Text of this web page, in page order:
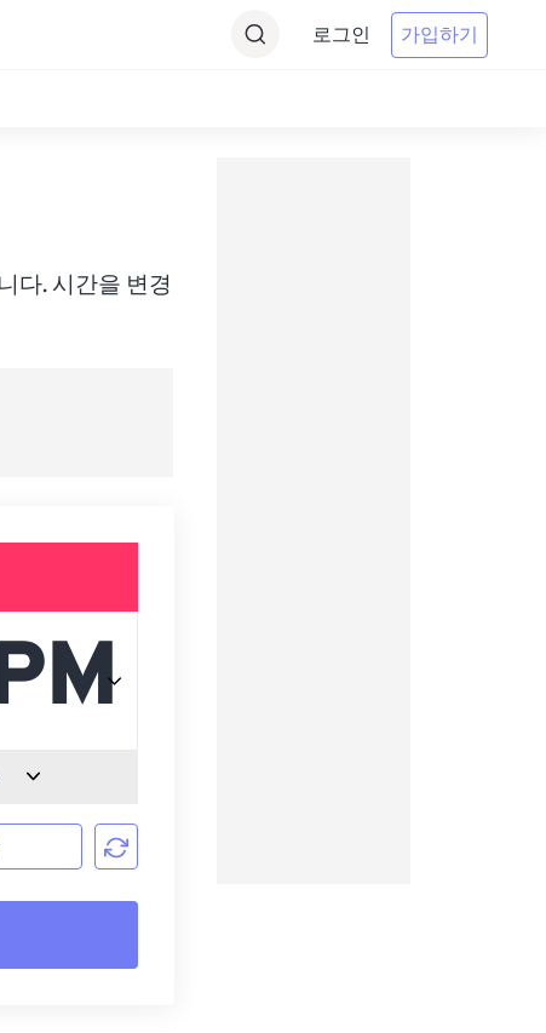
로그인 가입하기
다. 시간을 변경